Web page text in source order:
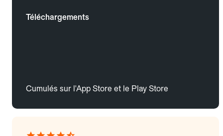
Téléchargements
Cumulés sur l'App Store et le Play Store